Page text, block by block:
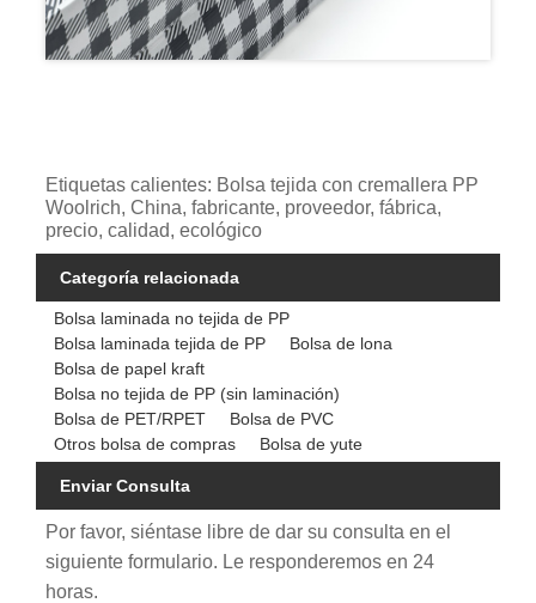
Etiquetas calientes: Bolsa tejida con cremallera PP
Woolrich, China, fabricante, proveedor, fábrica,
precio, calidad, ecológico
Categoría relacionada
Bolsa laminada no tejida de PP
Bolsa laminada tejida de PP
Bolsa de lona
Bolsa de papel kraft
Bolsa no tejida de PP (sin laminación)
Bolsa de PET/RPET
Bolsa de PVC
Otros bolsa de compras
Bolsa de yute
Enviar Consulta
Por favor, siéntase libre de dar su consulta en el
siguiente formulario. Le responderemos en 24
horas.